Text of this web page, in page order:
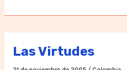
2006,
resumen
de
Las Virtudes